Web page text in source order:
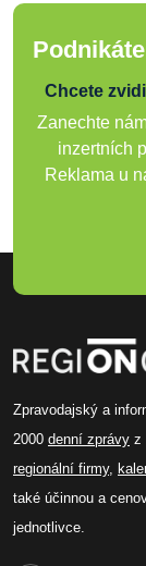
Chcete
Zanechte
inzertních
Reklama u
Zpravodajský a
2000 denní zprávy z
regionální firmy,
také účinnou a
jednotlivce.